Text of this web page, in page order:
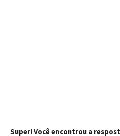
Super! Você encontrou a